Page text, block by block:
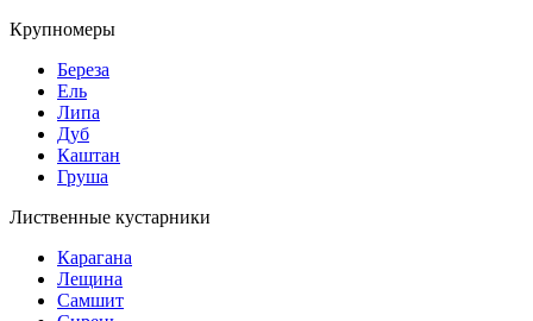
Крупномеры
Береза
Ель
Липа
Дуб
Каштан
Груша
Лиственные кустарники
Карагана
Лещина
Самшит